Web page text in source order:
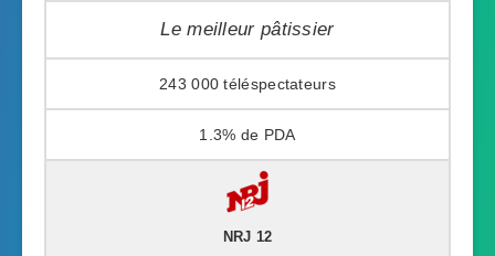
Le meilleur pâtissier
243 000
1.3%
NRJ 12